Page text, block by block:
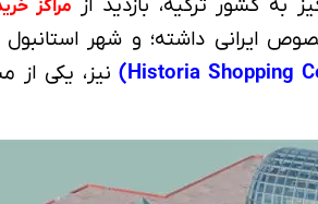
به کشور ترکیه، بازدید از مراکز
نیز، یکی از